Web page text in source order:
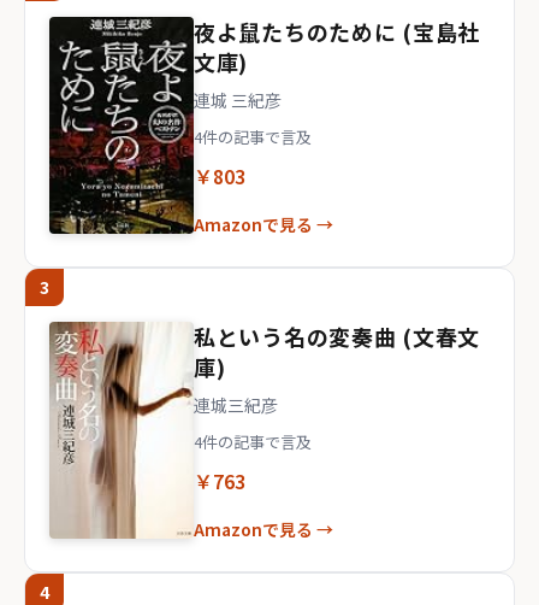
夜よ鼠たちのために (宝島社
文庫)
連城 三紀彦
4件の記事で言及
￥803
Amazonで見る →
3
私という名の変奏曲 (文春文
庫)
連城三紀彦
4件の記事で言及
￥763
Amazonで見る →
4